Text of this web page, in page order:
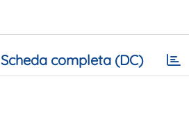
Scheda completa (DC)